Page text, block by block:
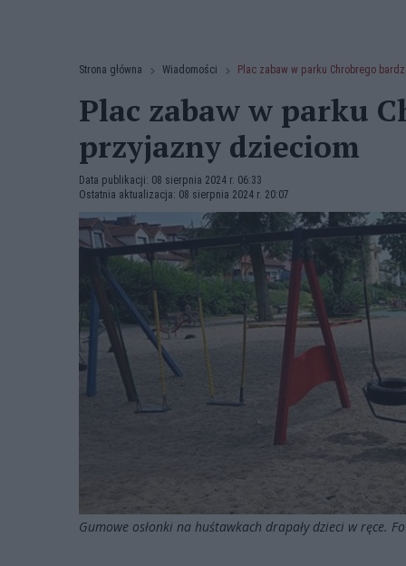
Strona główna Wiadomości Plac zabaw w parku Chrobrego
Plac zabaw w parku
przyjazny dzieciom
Data publikacji: 08 sierpnia 2024 r. 06:33
Ostatnia aktualizacja: 08 sierpnia 2024 r. 20:07
Gumowe osłonki na huśtawkach drapały dzieci w ręce.